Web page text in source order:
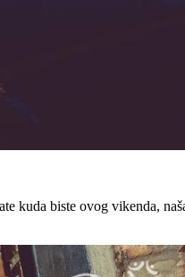
kuda biste ovog vikenda,